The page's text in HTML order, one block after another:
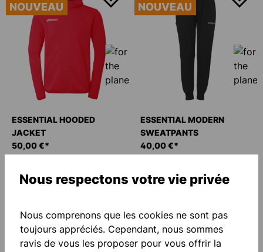
NOUVEAU
ESSENTIAL HOODED
JACKET
50,00 €*
NOUVEAU
ESSENTIAL MODERN
SWEATPANTS
40,00 €*
Nous respectons votre vie privée
Nous comprenons que les cookies ne sont pas
toujours appréciés. Cependant, nous sommes
ravis de vous les proposer pour vous offrir la